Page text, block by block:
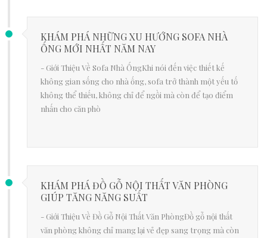
KHÁM PHÁ NHỮNG XU HƯỚNG SOFA NHÀ
ỐNG MỚI NHẤT NĂM NAY
- Giới Thiệu Về Sofa Nhà ỐngKhi nói đến việc thiết kế
không gian sống cho nhà ống, sofa trở thành một yếu tố
không thể thiếu, không chỉ để ngồi mà còn để tạo điểm
nhấn cho căn phò
KHÁM PHÁ ĐỒ GỖ NỘI THẤT VĂN PHÒNG
GIÚP TĂNG NĂNG SUẤT
- Giới Thiệu Về Đồ Gỗ Nội Thất Văn PhòngĐồ gỗ nội thất
văn phòng không chỉ mang lại vẻ đẹp sang trọng mà còn